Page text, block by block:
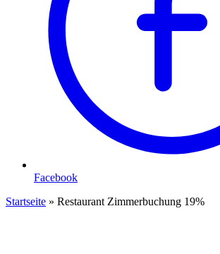
Facebook
Startseite » Restaurant Zimmerbuchung 19%